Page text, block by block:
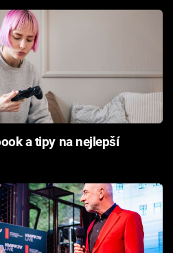
a tipy na nejlepší